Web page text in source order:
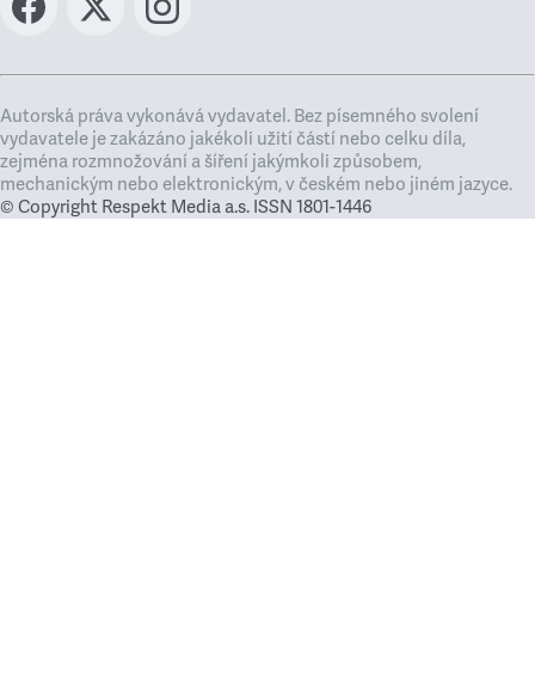
Autorská práva vykonává vydavatel. Bez písemného svolení
vydavatele je zakázáno jakékoli užití částí nebo celku díla,
zejména rozmnožování a šíření jakýmkoli způsobem,
mechanickým nebo elektronickým, v českém nebo jiném jazyce.
© Copyright Respekt Media a.s. ISSN 1801-1446